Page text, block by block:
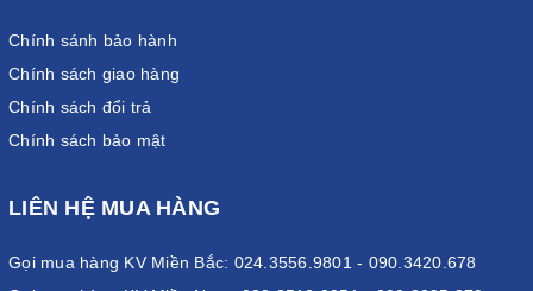
Chính sánh bảo hành
Chính sách giao hàng
Chính sách đổi trả
Chính sách bảo mật
LIÊN HỆ MUA HÀNG
Gọi mua hàng KV Miền Bắc: 024.3556.9801 - 090.3420.678